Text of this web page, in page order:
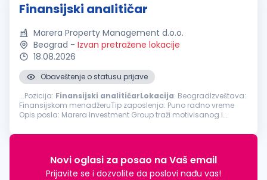
Finansijski analitičar
Marera Property Management d.o.o.
Beograd - Izvan pretražene lokacije
18.08.2026
Obaveštenje o statusu prijave
...Pozicija: Finansijski analitičarLokacija: BeogradIzveštava:
Finansijskom menadžeruTip zaposlenja: Puno radno vreme
Opis posla: Marera Investment Group traži motivisanog i
dve godine...
Novi oglasi za posao na Vaš email
Prijavite se i dozvolite da poslovi nađu vas!